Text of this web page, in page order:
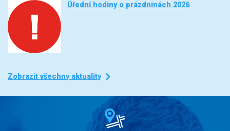
Úřední hodiny o prázdninách 2026
Zobrazit všechny aktuality